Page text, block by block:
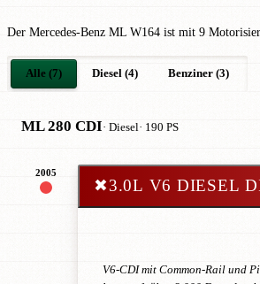
Der Mercedes-Benz ML W164 ist mit 9
Alle (7) Diesel (4) Benziner (3)
ML 280 CDI· Diesel· 190 PS
2005
✖3.0L V6 DIESEL
V6-CDI mit Common-Rail und